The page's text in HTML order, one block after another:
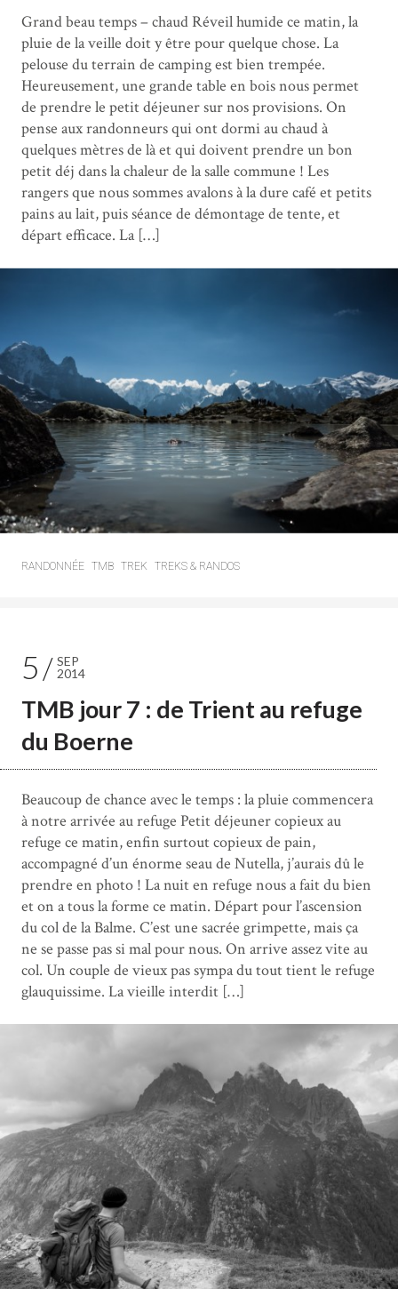
Grand beau temps – chaud Réveil humide ce matin, la
pluie de la veille doit y être pour quelque chose. La
pelouse du terrain de camping est bien trempée.
Heureusement, une grande table en bois nous permet
de prendre le petit déjeuner sur nos provisions. On
pense aux randonneurs qui ont dormi au chaud à
quelques mètres de là et qui doivent prendre un bon
petit déj dans la chaleur de la salle commune ! Les
rangers que nous sommes avalons à la dure café et petits
pains au lait, puis séance de démontage de tente, et
départ efficace. La […]
RANDONNÉE TMB TREK TREKS & RANDOS
5
SEP
2014
TMB jour 7 : de Trient au refuge
du Boerne
Beaucoup de chance avec le temps : la pluie commencera
à notre arrivée au refuge Petit déjeuner copieux au
refuge ce matin, enfin surtout copieux de pain,
accompagné d’un énorme seau de Nutella, j’aurais dû le
prendre en photo ! La nuit en refuge nous a fait du bien
et on a tous la forme ce matin. Départ pour l’ascension
du col de la Balme. C’est une sacrée grimpette, mais ça
ne se passe pas si mal pour nous. On arrive assez vite au
col. Un couple de vieux pas sympa du tout tient le refuge
glauquissime. La vieille interdit […]